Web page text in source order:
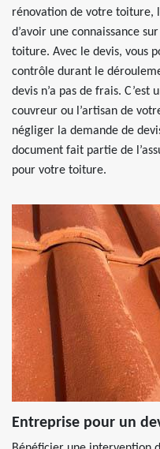
rénovation de votre toiture,
d’avoir une connaissance
toiture. Avec le devis, vous
contrôle durant le
devis n’a pas de frais.
couvreur ou l’artisan de
négliger la demande de
document fait partie de
pour votre toiture.
Entreprise pour un